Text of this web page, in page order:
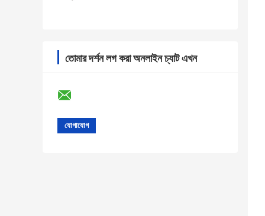
তোমার দর্শন লগ করা অনলাইন চ্যাট এখন